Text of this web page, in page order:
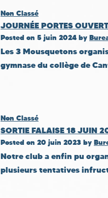
Non Classé
JOURNÉE PORTES
Posted on 5 juin 2024 by
Les 3 Mousquetons
gymnase du collège de
Non Classé
SORTIE FALAISE 18 JUIN
Posted on 20 juin 2023 by
Notre club a enfin pu
plusieurs tentatives